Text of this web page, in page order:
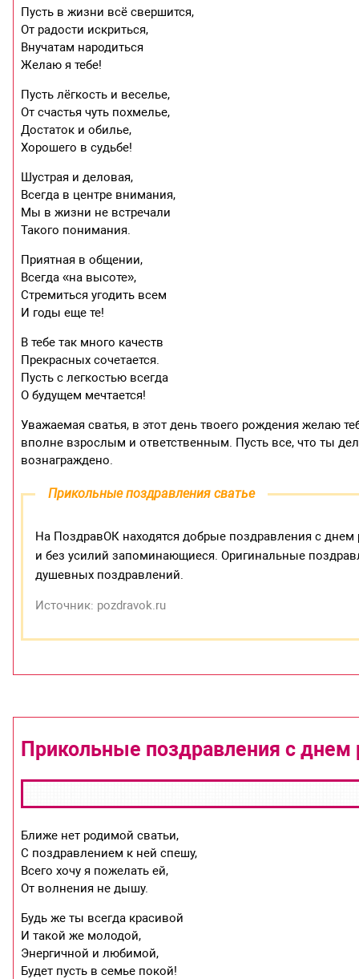
Пусть в жизни всё свершится,
От радости искриться,
Внучатам народиться
Желаю я тебе!
Пусть лёгкость и веселье,
От счастья чуть похмелье,
Достаток и обилье,
Хорошего в судьбе!
Шустрая и деловая,
Всегда в центре внимания,
Мы в жизни не встречали
Такого понимания.
Приятная в общении,
Всегда «на высоте»,
Стремиться угодить всем
И годы еще те!
В тебе так много качеств
Прекрасных сочетается.
Пусть с легкостью всегда
О будущем мечтается!
Уважаемая сватья, в этот день твоего рождения желаю
вполне взрослым и ответственным. Пусть все, что ты
вознаграждено.
Прикольные поздравления сватье
На ПоздравОК находятся добрые поздравления с
и без усилий запоминающиеся. Оригинальные
душевных поздравлений.
Источник: pozdravok.ru
Прикольные поздравления с
Ближе нет родимой сватьи,
С поздравлением к ней спешу,
Всего хочу я пожелать ей,
От волнения не дышу.
Будь же ты всегда красивой
И такой же молодой,
Энергичной и любимой,
Будет пусть в семье покой!